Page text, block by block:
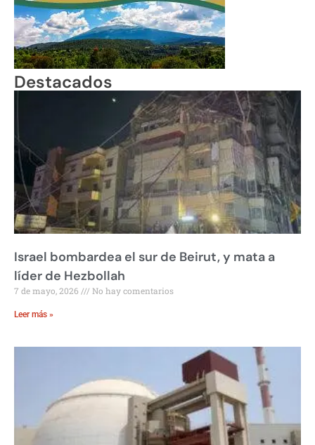
Destacados
Israel bombardea el sur de Beirut, y mata a
líder de Hezbollah
7 de mayo, 2026 No hay comentarios
Leer más »